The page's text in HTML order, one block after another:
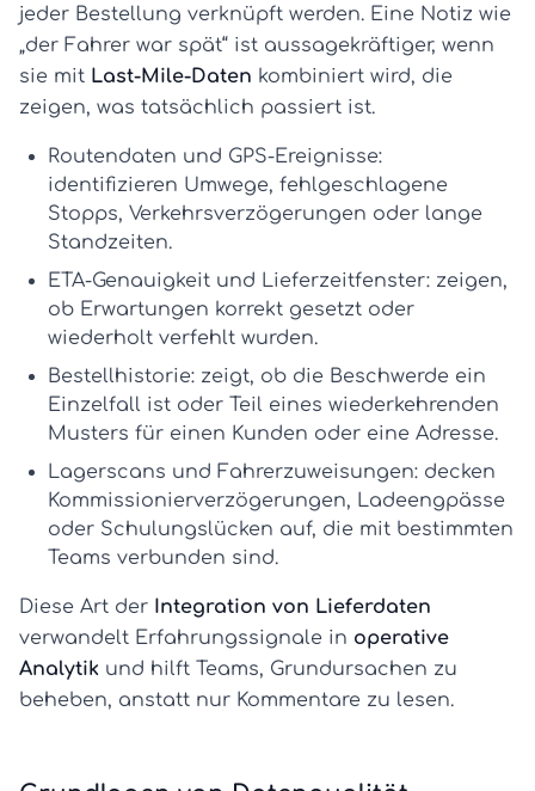
jeder Bestellung verknüpft werden. Eine Notiz wie
„der Fahrer war spät“ ist aussagekräftiger, wenn
sie mit Last-Mile-Daten kombiniert wird, die
zeigen, was tatsächlich passiert ist.
Routendaten und GPS-Ereignisse:
identifizieren Umwege, fehlgeschlagene
Stopps, Verkehrsverzögerungen oder lange
Standzeiten.
ETA-Genauigkeit und Lieferzeitfenster: zeigen,
ob Erwartungen korrekt gesetzt oder
wiederholt verfehlt wurden.
Bestellhistorie: zeigt, ob die Beschwerde ein
Einzelfall ist oder Teil eines wiederkehrenden
Musters für einen Kunden oder eine Adresse.
Lagerscans und Fahrerzuweisungen: decken
Kommissionierverzögerungen, Ladeengpässe
oder Schulungslücken auf, die mit bestimmten
Teams verbunden sind.
Diese Art der
Integration von Lieferdaten
verwandelt Erfahrungssignale in operative
Analytik und hilft Teams, Grundursachen zu
beheben, anstatt nur Kommentare zu lesen.